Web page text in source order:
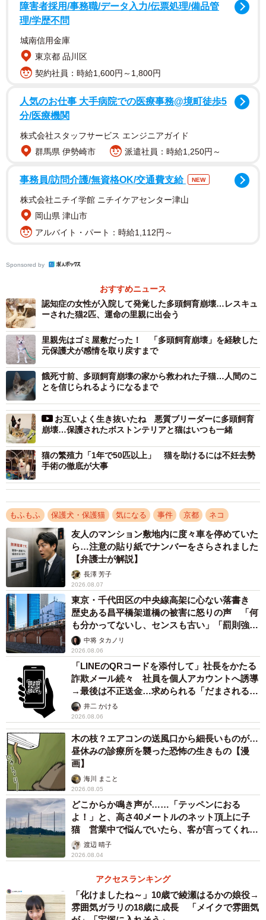
茨城県の動物愛護団体も京都府の女性に殺処分寸前の6匹の犬たちを譲渡
していたという（イメージ画像）
京都の女性に茨城の動物愛護団体も犬6匹を空輸
で譲渡
新聞の報道などによると、女性は京都府の自宅を拠点に25
団体から引き取り、飼い主となる里親を探すボランティア
活動をしていたとのこと。病気や高齢の犬や猫でも受け入
れていたことから、ボランティアの間では「神様」とも呼
ばれていたそうです。今年6月、預けた犬や猫の様子を確認
するために女性の自宅を訪れた動物愛護団体のメンバーか
らの110番通報で、自宅に犬や猫数十匹を排せつ物や動物の
死骸が放置されていた室内で飼育していたことが発覚。11
月19日、動物愛護法違反（殺傷、虐待）の疑いで、京都府
警に逮捕されました。今月10日には、京都区検に動物愛護
法違反の罪で略式起訴、同簡裁から罰金30万円の略式命令
を出されました。
1年ほど前、茨城県の動物愛護団体も6匹の犬を京都府の女
性に譲渡。いまだ6匹の犬たちがどうなったのか確認されて
いないといいます。その団体を知るNPO法人「保健所の成
犬・猫の譲渡を推進する会」（以下、成犬譲渡会）の小山
智子理事長は「渡した団体はその後その子たちがどうして
いるのか、最後どうなったのかも確認もしていないようで
す。自分たちがキャパオーバーで預かる場所もないのに保
護をして無責任に京都府の女性のような個人の保護活動家
に押し付けたボランティア団体の責任も重大だと思いま
す」といい、譲渡側の責任も訴えます。
京都府の女性に6匹の犬たちを譲渡していたとされる茨城県
の動物愛護団体。受け渡した6匹の犬は、茨城県動物指導セ
ンターに収容されていた犬たちだったといいます。茨城県
動物指導センターの犬猫などの引き取り協力をしている
NPO法人・成犬譲渡会の小山理事長は「6月に報道されてか
ら、初めて京都府の女性のことを知り、茨城の団体が譲渡
していたことも同時に発覚しました。犬はどうなったの
か…心配になって団体のブログを見てみると、京都の方に
空輸して引き渡したと書いてあったんです。関西空港で、
団体のスタッフらしき人と女性が一緒に撮影したとみられ
る写真も掲載されていました。傍らには犬が入っていると
思われるクレートが置いてあり、やはり譲渡していたんだ
と分かりました」と振り返ります。
さらに「茨城の団体は、6月に発覚してしばらくしてから何
障害者採用/事務職/データ入力/伝票処理/備品管
理/学歴不問
城南信用金庫
東京都 品川区
契約社員：時給1,600円～1,800円
人気のお仕事 大手病院での医療事務@境町徒歩5
分/医療機関
株式会社スタッフサービス エンジニアガイド
群馬県 伊勢崎市
派遣社員：時給1,250円～
事務員/訪問介護/無資格OK/交通費支給 NEW
株式会社ニチイ学館 ニチイケアセンター津山
岡山県 津山市
アルバイト・パート：時給1,112円～
Sponsored by
おすすめニュース
認知症の女性が入院して発覚した多頭飼育崩壊…レスキュ
ーされた猫2匹、運命の里親に出会う
里親先はゴミ屋敷だった！ 「多頭飼育崩壊」を経験した
元保護犬が感情を取り戻すまで
餓死寸前、多頭飼育崩壊の家から救われた子猫…人間のこ
とを信じられるようになるまで
お互いよく生き抜いたね 悪質ブリーダーに多頭飼育
崩壊…保護されたボストンテリアと猫はいつも一緒
猫の繁殖力「1年で50匹以上」 猫を助けるには不妊去勢
手術の徹底が大事
もふもふ 保護犬・保護猫 気になる 事件 京都 ネコ
友人のマンション敷地内に度々車を停めていた
ら…注意の貼り紙でナンバーをさらされました
【弁護士が解説】
長澤 芳子
2026.08.07
東京・千代田区の中央線高架に心ない落書き
歴史ある昌平橋架道橋の被害に怒りの声 「何
も分かってないし、センスも古い」「罰則強化
して」中将 タカノリ
2026.08.06
「LINEのQRコードを添付して」社長をかたる
詐欺メール続々 社員を個人アカウントへ誘導
→最後は不正送金…求められる「だまされる前
提」の対策
井二 かける
2026.08.06
木の枝？エアコンの送風口から細長いものが…
昼休みの診療所を襲った恐怖の生きもの【漫
画】
海川 まこと
2026.08.05
どこからか鳴き声が……「テッペンにおる
よ！」と、高さ40メートルのネット頂上に子
猫 営業中で悩んでいたら、客が言ってくれた
のは？渡辺 晴子
2026.08.04
アクセスランキング
「化けましたね～」10歳で綾瀬はるかの娘役→
雰囲気ガラリの18歳に成長 「メイクで雰囲気